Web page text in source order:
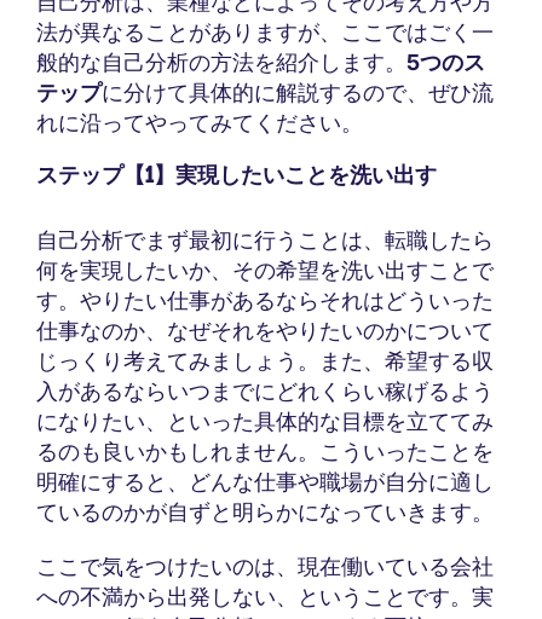
法が異なることがありますが、ここではごく一
般的な自己分析の方法を紹介します。 5つのス
テップに分けて具体的に解説するので、ぜひ流
れに沿ってやってみてください。
ステップ【1】実現したいことを洗い出す
自己分析でまず最初に行うことは、転職したら
何を実現したいか、その希望を洗い出すことで
す。やりたい仕事があるならそれはどういった
仕事なのか、なぜそれをやりたいのかについて
じっくり考えてみましょう。また、希望する収
入があるならいつまでにどれくらい稼げるよう
になりたい、といった具体的な目標を立ててみ
るのも良いかもしれません。こういったことを
明確にすると、どんな仕事や職場が自分に適し
ているのかが自ずと明らかになっていきます。
ここで気をつけたいのは、現在働いている会社
への不満から出発しない、ということです。実